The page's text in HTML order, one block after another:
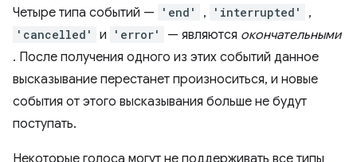
Четыре типа событий — 'end' , 'interrupted' ,
'cancelled' и 'error' — являются окончательными
. После получения одного из этих событий данное
высказывание перестанет произноситься, и новые
события от этого высказывания больше не будут
поступать.
Некоторые голоса могут не поддерживать все типы